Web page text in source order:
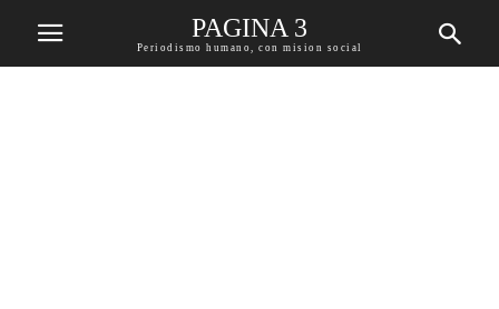
PAGINA 3
Periodismo humano, con mision social